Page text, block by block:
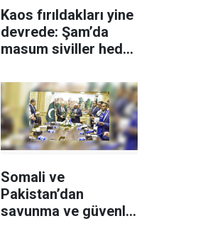
Kaos fırıldakları yine
devrede: Şam’da
masum siviller hedef
Somali ve
Pakistan’dan
savunma ve güvenlik